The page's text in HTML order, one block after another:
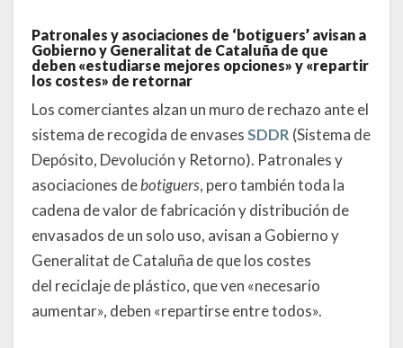
Patronales y asociaciones de ‘botiguers’ avisan a
Gobierno y Generalitat de Cataluña de que
deben «estudiarse mejores opciones» y «repartir
los costes» de retornar
Los comerciantes alzan un muro de rechazo ante el
sistema de recogida de envasesSDDR (Sistema de
Depósito, Devolución y Retorno). Patronales y
asociaciones debotiguers, pero también toda la
cadena de valor de fabricación y distribución de
envasados de un solo uso, avisan a Gobierno y
Generalitat de Cataluña de que los costes
del reciclaje de plástico, que ven «necesario
aumentar», deben «repartirse entre todos».